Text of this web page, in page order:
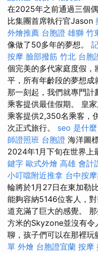
在2025年之前通過三個
比集團首席執行官Jason
外燴推薦 台胞證 雄獅 竹
像做了50多年的夢想。
按摩 臉部撥筋 竹北 台胞
個完美的多代家庭度假，
平，所有年齡段的夢想成
那一刻起，我們就專門計
乘客提供最佳假期。 皇
乘客提供2,350名乘客，
次正式旅行。 seo 是什麼
師證照班 台胞證 海洋圖
2024年1月下旬在世界上
鍵字 歐式外燴 高雄 會計
小叮噹附近推拿 台中按
輪將於1月27日在東加勒
能夠容納5146位客人，
道充滿了巨大的感覺。
方米的Skyzone並沒有令
聊，孩子們可以在那裡玩
單 外燴 台胞證宜蘭 按摩